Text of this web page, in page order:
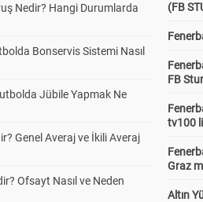
Nedir? Hangi Durumlarda
Bonservis Sistemi Nasıl
Jübile Yapmak Ne
Genel Averaj ve İkili Averaj
Ofsayt Nasıl ve Neden
(FB
FB
tv100
Graz
Altın